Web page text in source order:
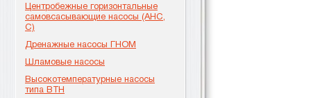
Центробежные горизонтальные
самовсасывающие насосы (АНС,
С)
Дренажные насосы ГНОМ
Шламовые насосы
Высокотемпературные насосы
типа ВТН